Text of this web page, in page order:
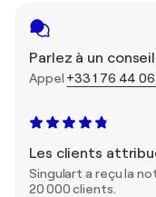
Parlez à un
Appel +33 1 76 44
Les clients
Singulart a reçu la
20 000 clients.